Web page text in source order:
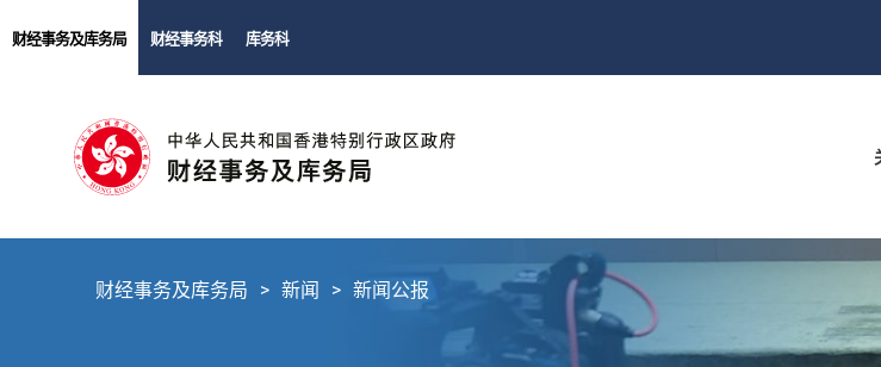
财经事务及库务局 财经事务科 库务科
财经事务及库务局 新闻 新闻公报